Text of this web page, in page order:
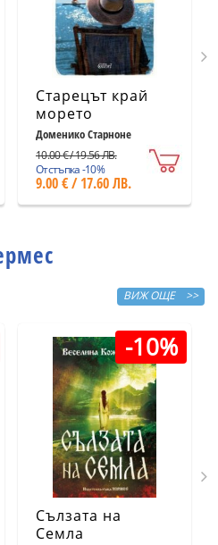
Старецът край
морето
Доменико Старноне
10.00 € / 19.56 ЛВ.
Отстъпка -10%
9.00 € / 17.60 ЛВ.
ВИЖ ОЩЕ >>
-10%
Сълзата на
Семла